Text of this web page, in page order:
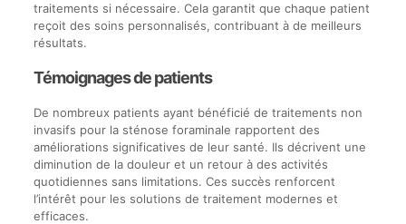
traitements si nécessaire. Cela garantit que chaque patient
reçoit des soins personnalisés, contribuant à de meilleurs
résultats.
Témoignages de patients
De nombreux patients ayant bénéficié de traitements non
invasifs pour la sténose foraminale rapportent des
améliorations significatives de leur santé. Ils décrivent une
diminution de la douleur et un retour à des activités
quotidiennes sans limitations. Ces succès renforcent
l’intérêt pour les solutions de traitement modernes et
efficaces.